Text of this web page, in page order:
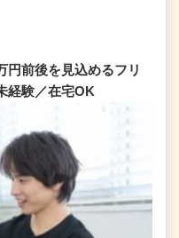
円前後を見込めるフリ
経験／在宅OK